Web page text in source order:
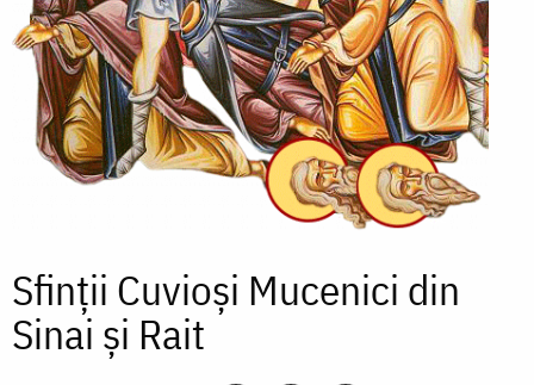
Sfinții Cuvioși Mucenici din
Sinai și Rait